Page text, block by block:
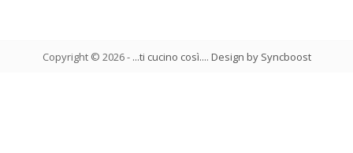
Copyright © 2026- ...ti cucino così.... Design by Syncboost